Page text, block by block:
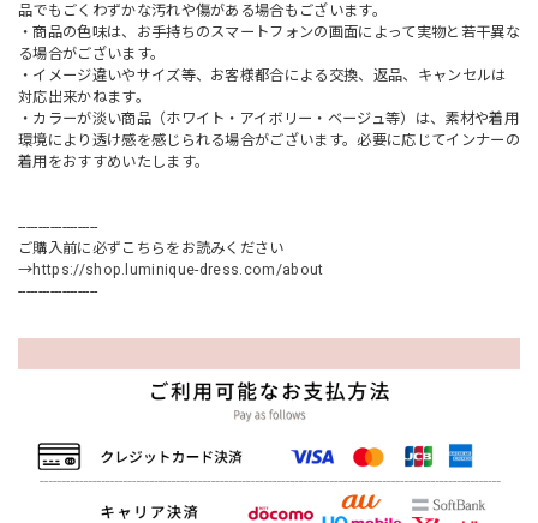
品でもごくわずかな汚れや傷がある場合もございます。
・商品の色味は、お手持ちのスマートフォンの画面によって実物と若干異な
る場合がございます。
・イメージ違いやサイズ等、お客様都合による交換、返品、キャンセルは
対応出来かねます。
・カラーが淡い商品（ホワイト・アイボリー・ベージュ等）は、素材や着用
環境により透け感を感じられる場合がございます。必要に応じてインナーの
着用をおすすめいたします。
--------------------
ご購入前に必ずこちらをお読みください
→https://shop.luminique-dress.com/about
--------------------